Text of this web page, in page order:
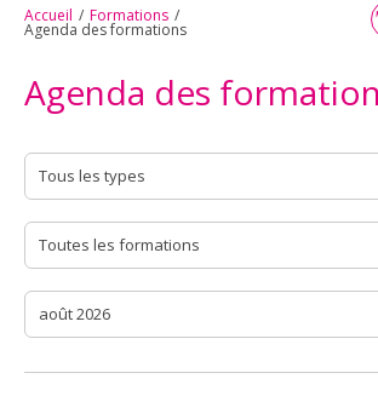
Accueil / Formations /
Agenda des formations
Agenda des